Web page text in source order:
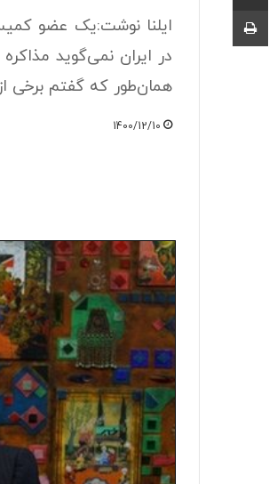
ایلنا نوشت:یک عضو
در ایران نمی‌گوید
همان‌طور که گفتم برخی
1400/12/10